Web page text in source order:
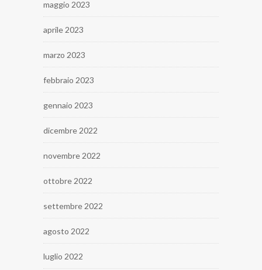
maggio 2023
aprile 2023
marzo 2023
febbraio 2023
gennaio 2023
dicembre 2022
novembre 2022
ottobre 2022
settembre 2022
agosto 2022
luglio 2022